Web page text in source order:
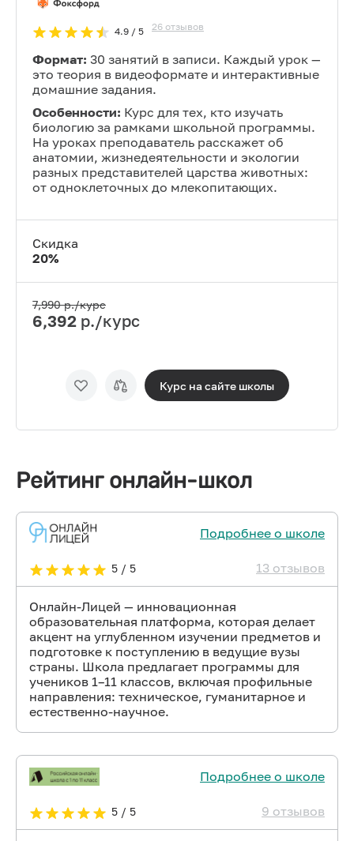
4.9/ 5 26 отзывов
Формат: 30 занятий в записи. Каждый урок —
это теория в видеоформате и интерактивные
домашние задания.
Особенности: Курс для тех, кто изучать
биологию за рамками школьной программы.
На уроках преподаватель расскажет об
анатомии, жизнедеятельности и экологии
разных представителей царства животных:
от одноклеточных до млекопитающих.
Скидка
20%
7,990р./курс
6,392 р./курс
Курс на сайте школы
Рейтинг онлайн-школ
Подробнее о школе
5 / 5 13 отзывов
Онлайн-Лицей — инновационная
образовательная платформа, которая делает
акцент на углубленном изучении предметов и
подготовке к поступлению в ведущие вузы
страны. Школа предлагает программы для
учеников 1–11 классов, включая профильные
направления: техническое, гуманитарное и
естественно-научное.
Подробнее о школе
5 / 5 9 отзывов